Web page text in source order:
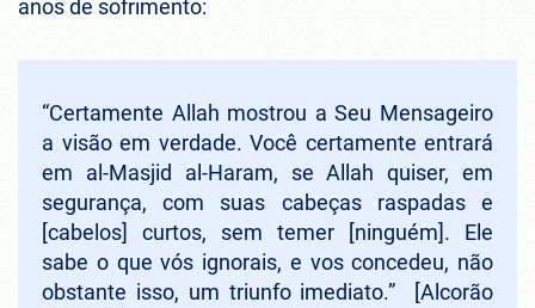
anos de sofrimento:
“Certamente Allah mostrou a Seu Mensageiro
a visão em verdade. Você certamente entrará
em al-Masjid al-Haram, se Allah quiser, em
segurança, com suas cabeças raspadas e
[cabelos] curtos, sem temer [ninguém]. Ele
sabe o que vós ignorais, e vos concedeu, não
obstante isso, um triunfo imediato.” [Alcorão